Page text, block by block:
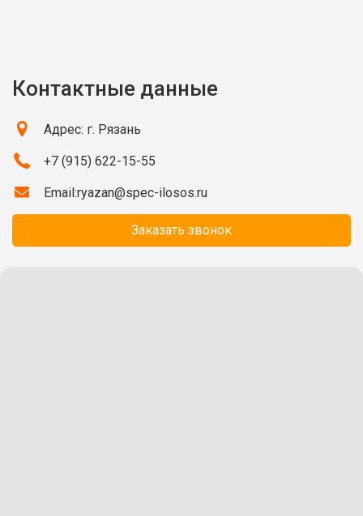
Контактные данные
Адрес: г. Рязань
+7 (915) 622-15-55
Email:ryazan@spec-ilosos.ru
Заказать звонок